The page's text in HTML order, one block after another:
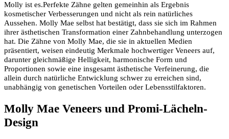
Molly ist es.Perfekte Zähne gelten gemeinhin als Ergebnis
kosmetischer Verbesserungen und nicht als rein natürliches
Aussehen. Molly Mae selbst hat bestätigt, dass sie sich im Rahmen
ihrer ästhetischen Transformation einer Zahnbehandlung unterzogen
hat. Die Zähne von Molly Mae, die sie in aktuellen Medien
präsentiert, weisen eindeutig Merkmale hochwertiger Veneers auf,
darunter gleichmäßige Helligkeit, harmonische Form und
Proportionen sowie eine insgesamt ästhetische Verfeinerung, die
allein durch natürliche Entwicklung schwer zu erreichen sind,
unabhängig von genetischen Vorteilen oder Lebensstilfaktoren.
Molly Mae Veneers und Promi-Lächeln-
Design